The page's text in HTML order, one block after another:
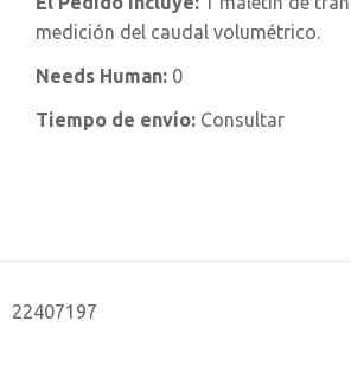
medición del caudal volumétrico.
Needs Human: 0
Tiempo de envío: Consultar
22407197